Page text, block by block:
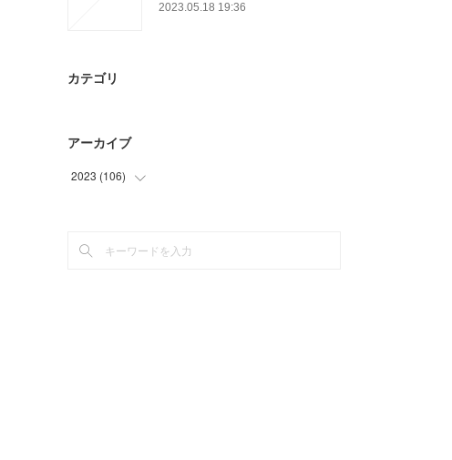
2023.05.18 19:36
カテゴリ
アーカイブ
2023 (106)
(